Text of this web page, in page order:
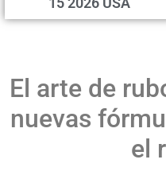
El arte de
nuevas
el